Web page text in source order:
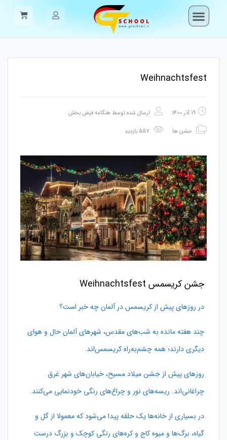
Weihnachtsfest
19 آذر 1400 ارسال شده توسط هنگامه فیض بخش
جشن ها
جشن کریسمس Weihnachtsfest
در روزهای پیش از کریسمس در آلمان چه خبر است؟
چند هفته مانده به شب‌های مقدس، شهرهای آلمان حال و هوای
دیگری دارند؛ همه چشم‌به‌راه کریسمس‌اند.
روزهای پیش از جشن میلاد مسیح، خیابان‌های شهر غرق
چراغانی‌اند. ریسه‌های نور و چراغ‌های رنگی خودنمایی می‌کنند.
در بسیاری از خانه‌ها یک حلقه پیدا می‌شود که معمولا از گل و
گیاه، برگ‌ها و میوه کاج و کره‌های رنگی کوچک و بزرگ درست